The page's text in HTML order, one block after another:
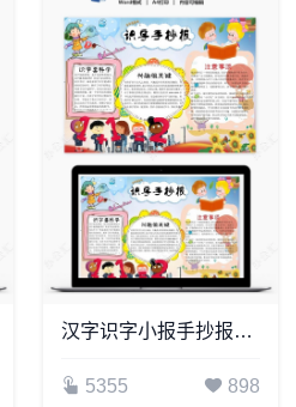
汉字识字小报手抄报word模板(3)
5355 898